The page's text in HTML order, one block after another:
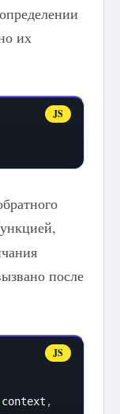
их
после
context ,